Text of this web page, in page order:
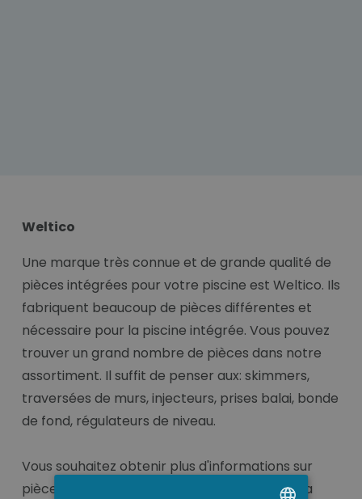
Weltico
Une marque très connue et de grande qualité de
pièces intégrées pour votre piscine est Weltico. Ils
fabriquent beaucoup de pièces différentes et
nécessaire pour la piscine intégrée. Vous pouvez
trouver un grand nombre de pièces dans notre
assortiment. Il suffit de penser aux: skimmers,
traversées de murs, injecteurs, prises balai, bonde
de fond, régulateurs de niveau.
Vous souhaitez obtenir plus d'informations sur
pièces à sceller dont vous avez besoin pour la